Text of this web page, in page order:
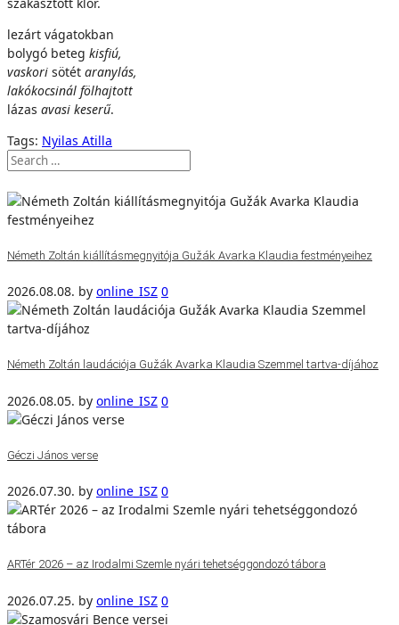
lezárt vágatokban
bolygó beteg kisfiú,
vaskori sötét aranylás,
lakókocsinál fölhajtott
lázas avasi keserű.
Tags: Nyilas Atilla
Németh Zoltán kiállításmegnyitója Gužák Avarka Klaudia festményeihez
2026.08.08. by online_ISZ 0
Németh Zoltán laudációja Gužák Avarka Klaudia Szemmel tartva-díjához
2026.08.05. by online_ISZ 0
Géczi János verse
2026.07.30. by online_ISZ 0
ARTér 2026 – az Irodalmi Szemle nyári tehetséggondozó tábora
2026.07.25. by online_ISZ 0